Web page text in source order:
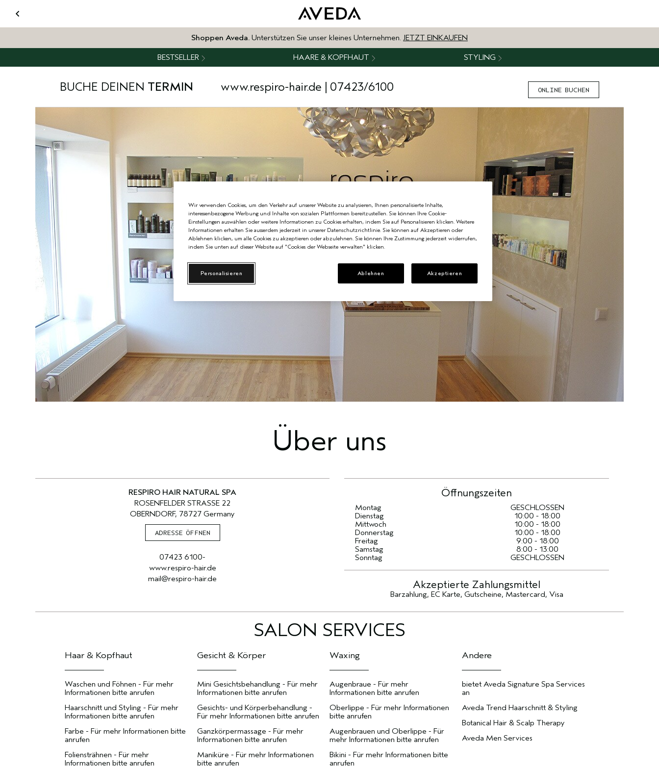
Shoppen Aveda. Unterstützen Sie unser kleines Unternehmen. JETZT EINKAUFEN
BESTSELLER HAARE & KOPFHAUT STYLING
ONLINE BUCHEN
BUCHE DEINEN TERMIN www.respiro-hair.de | 07423/6100
Über uns
RESPIRO HAIR NATURAL SPA
ROSENFELDER STRASSE 22
OBERNDORF, 78727 Germany
ADRESSE ÖFFNEN
07423 6100-
www.respiro-hair.de
mail@respiro-hair.de
Öffnungszeiten
Montag
GESCHLOSSEN
Dienstag
10:00 - 18:00
Mittwoch
10:00 - 18:00
Donnerstag
10:00 - 18:00
Freitag
9:00 - 18:00
Samstag
8:00 - 13:00
Sonntag
GESCHLOSSEN
Akzeptierte Zahlungsmittel
Barzahlung, EC Karte, Gutscheine, Mastercard, Visa
SALON SERVICES
Haar & Kopfhaut
Waschen und Föhnen - Für mehr
Informationen bitte anrufen
Haarschnitt und Styling - Für mehr
Informationen bitte anrufen
Farbe - Für mehr Informationen bitte
anrufen
Foliensträhnen - Für mehr
Informationen bitte anrufen
Gesicht & Körper
Mini Gesichtsbehandlung - Für mehr
Informationen bitte anrufen
Gesichts- und Körperbehandlung -
Für mehr Informationen bitte anrufen
Ganzkörpermassage - Für mehr
Informationen bitte anrufen
Maniküre - Für mehr Informationen
bitte anrufen
Waxing
Augenbraue - Für mehr
Informationen bitte anrufen
Oberlippe - Für mehr Informationen
bitte anrufen
Augenbrauen und Oberlippe - Für
mehr Informationen bitte anrufen
Bikini - Für mehr Informationen bitte
anrufen
Andere
bietet Aveda Signature Spa Services
an
Aveda Trend Haarschnitt & Styling
Botanical Hair & Scalp Therapy
Aveda Men Services
Wir verwenden Cookies, um den Verkehr auf unserer Website zu analysieren, Ihnen personalisierte Inhalte,
interessenbezogene Werbung und Inhalte von sozialen Plattformen bereitzustellen. Sie können Ihre Cookie-
Einstellungen auswählen oder weitere Informationen zu Cookies erhalten, indem Sie auf Personalisieren klicken. Weitere
Informationen erhalten Sie ausserdem jederzeit in unserer Datenschutzrichtlinie. Sie können auf Akzeptieren oder
Ablehnen klicken, um alle Cookies zu akzeptieren oder abzulehnen. Sie können Ihre Zustimmung jederzeit widerrufen,
indem Sie unten auf dieser Website auf "Cookies der Webseite verwalten" klicken.
Personalisieren Ablehnen Akzeptieren